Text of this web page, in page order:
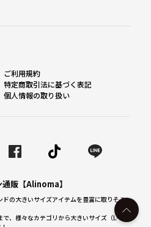
ご利用規約
特定商取引法に基づく表記
個人情報の取り扱い
販【Alinoma】
ドの大きいサイズアイテムを豊富に取りそろ
、様々なカテゴリから大きいサイズ（L～